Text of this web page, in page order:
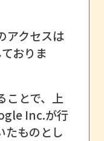
アクセスは
おりま
ことで、上
Inc.が行
たものとし